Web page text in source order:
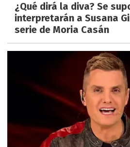
¿Qué dirá la diva? Se
interpretarán a Susana
serie de Moria Casán